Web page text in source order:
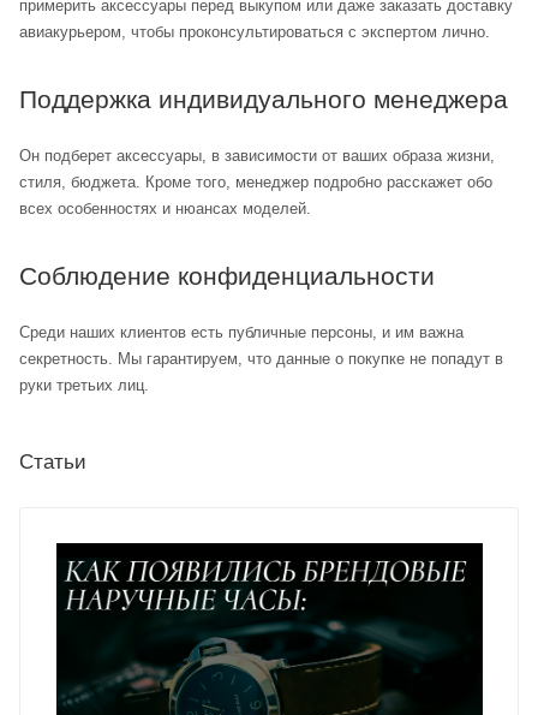
примерить аксессуары перед выкупом или даже заказать доставку
авиакурьером, чтобы проконсультироваться с экспертом лично.
Поддержка индивидуального менеджера
Он подберет аксессуары, в зависимости от ваших образа жизни,
стиля, бюджета. Кроме того, менеджер подробно расскажет обо
всех особенностях и нюансах моделей.
Соблюдение конфиденциальности
Среди наших клиентов есть публичные персоны, и им важна
секретность. Мы гарантируем, что данные о покупке не попадут в
руки третьих лиц.
Статьи